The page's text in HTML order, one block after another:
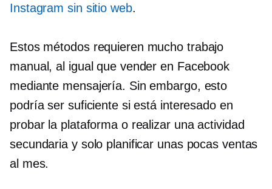
Instagram sin sitio web.
Estos métodos requieren mucho trabajo
manual, al igual que vender en Facebook
mediante mensajería. Sin embargo, esto
podría ser suficiente si está interesado en
probar la plataforma o realizar una actividad
secundaria y solo planificar unas pocas ventas
al mes.